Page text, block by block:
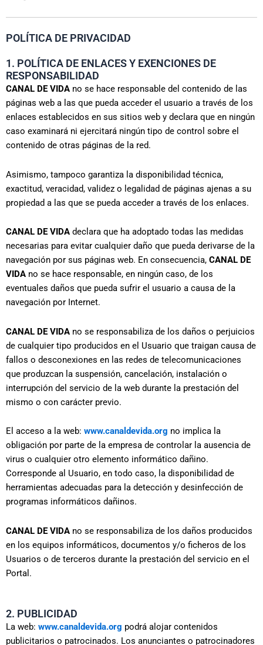
POLÍTICA DE PRIVACIDAD
1. POLÍTICA DE ENLACES Y EXENCIONES DE
RESPONSABILIDAD
CANAL DE VIDA no se hace responsable del contenido de las
páginas web a las que pueda acceder el usuario a través de los
enlaces establecidos en sus sitios web y declara que en ningún
caso examinará ni ejercitará ningún tipo de control sobre el
contenido de otras páginas de la red.
Asimismo, tampoco garantiza la disponibilidad técnica,
exactitud, veracidad, validez o legalidad de páginas ajenas a su
propiedad a las que se pueda acceder a través de los enlaces.
CANAL DE VIDA declara que ha adoptado todas las medidas
necesarias para evitar cualquier daño que pueda derivarse de la
navegación por sus páginas web. En consecuencia, CANAL DE
VIDA no se hace responsable, en ningún caso, de los
eventuales daños que pueda sufrir el usuario a causa de la
navegación por Internet.
CANAL DE VIDA no se responsabiliza de los daños o perjuicios
de cualquier tipo producidos en el Usuario que traigan causa de
fallos o desconexiones en las redes de telecomunicaciones
que produzcan la suspensión, cancelación, instalación o
interrupción del servicio de la web durante la prestación del
mismo o con carácter previo.
El acceso a la web: www.canaldevida.org no implica la
obligación por parte de la empresa de controlar la ausencia de
virus o cualquier otro elemento informático dañino.
Corresponde al Usuario, en todo caso, la disponibilidad de
herramientas adecuadas para la detección y desinfección de
programas informáticos dañinos.
CANAL DE VIDA no se responsabiliza de los daños producidos
en los equipos informáticos, documentos y/o ficheros de los
Usuarios o de terceros durante la prestación del servicio en el
Portal.
2. PUBLICIDAD
La web: www.canaldevida.org podrá alojar contenidos
publicitarios o patrocinados. Los anunciantes o patrocinadores